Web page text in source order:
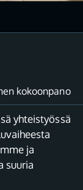
kokoonpano
yhteistyössä
ja
suuria